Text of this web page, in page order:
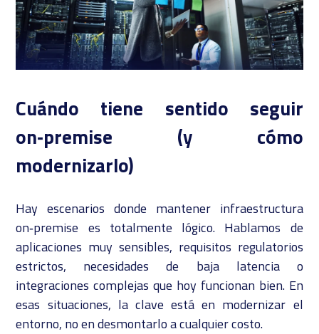
Cuándo tiene sentido seguir
on‑premise (y cómo
modernizarlo)
Hay escenarios donde mantener infraestructura
on‑premise es totalmente lógico. Hablamos de
aplicaciones muy sensibles, requisitos regulatorios
estrictos, necesidades de baja latencia o
integraciones complejas que hoy funcionan bien. En
esas situaciones, la clave está en modernizar el
entorno, no en desmontarlo a cualquier costo.